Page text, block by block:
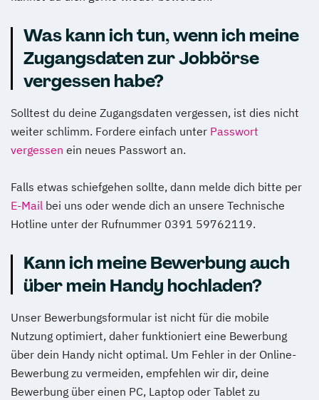
Was kann ich tun, wenn ich meine
Zugangsdaten zur Jobbörse
vergessen habe?
Solltest du deine Zugangsdaten vergessen, ist dies nicht
weiter schlimm. Fordere einfach unter Passwort
vergessen ein neues Passwort an.
Falls etwas schiefgehen sollte, dann melde dich bitte per
E-Mail bei uns oder wende dich an unsere Technische
Hotline unter der Rufnummer 0391 59762119.
Kann ich meine Bewerbung auch
über mein Handy hochladen?
Unser Bewerbungsformular ist nicht für die mobile
Nutzung optimiert, daher funktioniert eine Bewerbung
über dein Handy nicht optimal. Um Fehler in der Online-
Bewerbung zu vermeiden, empfehlen wir dir, deine
Bewerbung über einen PC, Laptop oder Tablet zu